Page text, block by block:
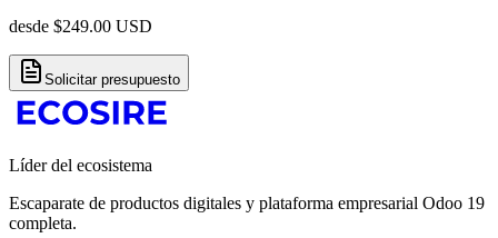
desde $249.00 USD
Solicitar presupuesto
Líder del ecosistema
Escaparate de productos digitales y plataforma empresarial Odoo 19
completa.